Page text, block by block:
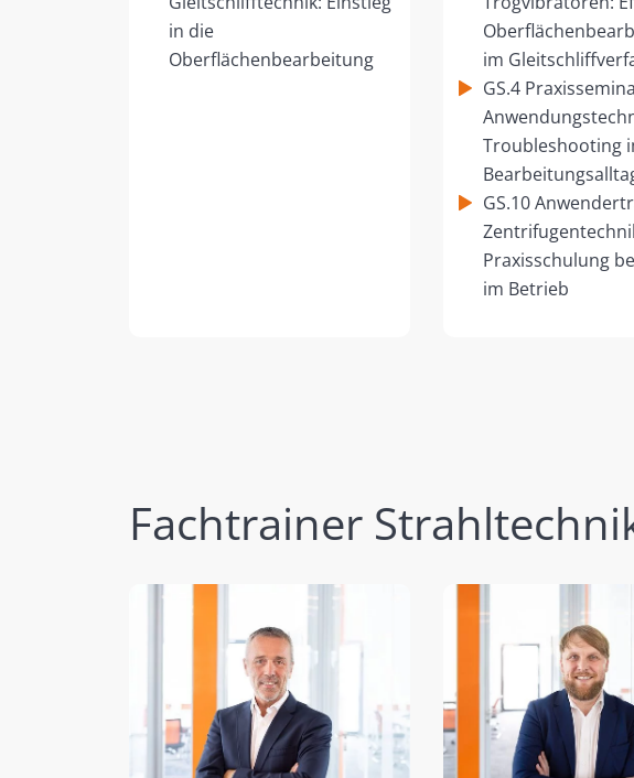
in die
Oberflächenbearbeitung
im
GS.4
Troubleshooting
GS.10
Praxisschulung
im Betrieb
Fachtrainer